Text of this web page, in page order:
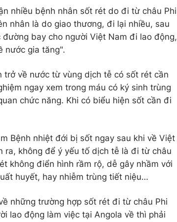
nhiều bệnh nhân sốt rét do đi từ châu Phi
nhân là do giao thương, đi lại nhiều, sau
bay cho người Việt Nam đi lao động,
nước gia tăng".
trở về nước từ vùng dịch tễ có sốt rét cần
ngay xem trong máu có ký sinh trùng
chức năng. Khi có biểu hiện sốt cần đi
Bệnh nhiệt đới bị sốt ngay sau khi về Việt
ra, không để ý yếu tố dịch tễ là đi từ châu
không điển hình rầm rộ, dễ gây nhầm với
huyết, hay nhiễm trùng tiết niệu…
những trường hợp sốt rét đi từ châu Phi
lao động làm việc tại Angola về thì phải